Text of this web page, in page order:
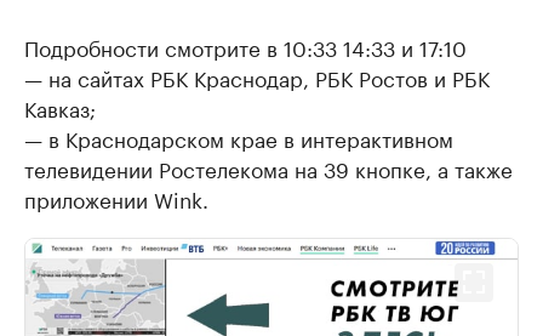
Подробности смотрите в 10:33 14:33 и 17:10
— на сайтах РБК Краснодар, РБК Ростов и РБК
Кавказ;
— в Краснодарском крае в интерактивном
телевидении Ростелекома на 39 кнопке, а также
приложении Wink.